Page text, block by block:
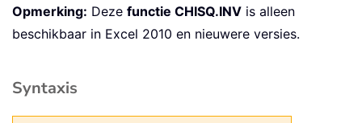
Opmerking: Deze functie CHISQ.INV is alleen
beschikbaar in Excel 2010 en nieuwere versies.
Syntaxis